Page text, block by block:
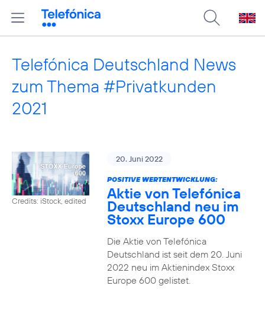
Telefónica Deutschland News
zum Thema #Privatkunden
2021
Credits: iStock, edited
20. Juni 2022
POSITIVE WERTENTWICKLUNG:
Aktie von Telefónica
Deutschland neu im
Stoxx Europe 600
Die Aktie von Telefónica
Deutschland ist seit dem 20. Juni
2022 neu im Aktienindex Stoxx
Europe 600 gelistet.